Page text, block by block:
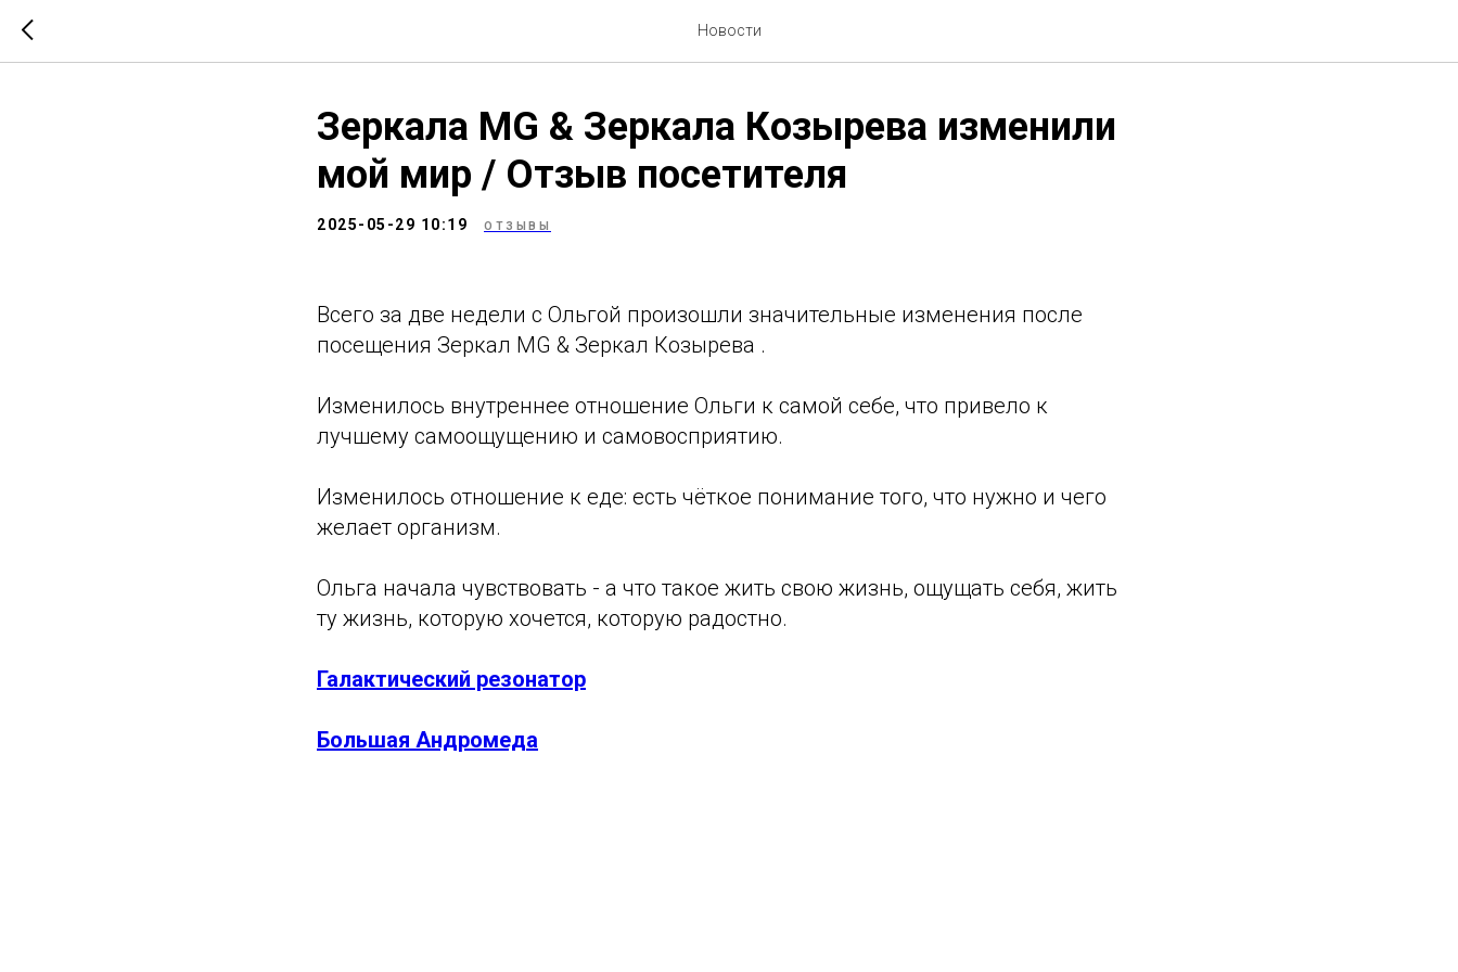
Новости
Зеркала MG & Зеркала Козырева изменили
мой мир / Отзыв посетителя
2025-05-29 10:19 ОТЗЫВЫ
Всего за две недели с Ольгой произошли значительные изменения после
посещения Зеркал MG & Зеркал Козырева .
Изменилось внутреннее отношение Ольги к самой себе, что привело к
лучшему самоощущению и самовосприятию.
Изменилось отношение к еде: есть чёткое понимание того, что нужно и чего
желает организм.
Ольга начала чувствовать - а что такое жить свою жизнь, ощущать себя, жить
ту жизнь, которую хочется, которую радостно.
Галактический резонатор
Большая Андромеда